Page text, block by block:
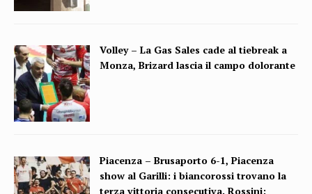
Volley – La Gas Sales cade al tiebreak a
Monza, Brizard lascia il campo dolorante
Piacenza – Brusaporto 6-1, Piacenza
show al Garilli: i biancorossi trovano la
terza vittoria consecutiva. Rossini: